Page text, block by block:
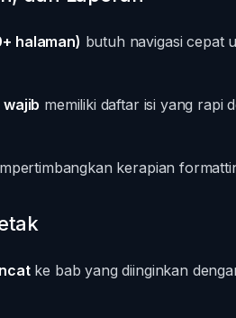
halaman) butuh navigasi cepat
wajib memiliki daftar isi yang rapi
kerapian
ke bab yang diinginkan